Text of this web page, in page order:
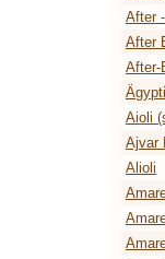
After
After
After-
Aioli
Ajvar
Alioli